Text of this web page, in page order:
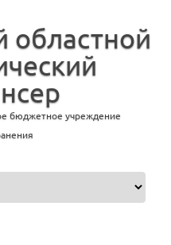
областной
бюджетное учреждение